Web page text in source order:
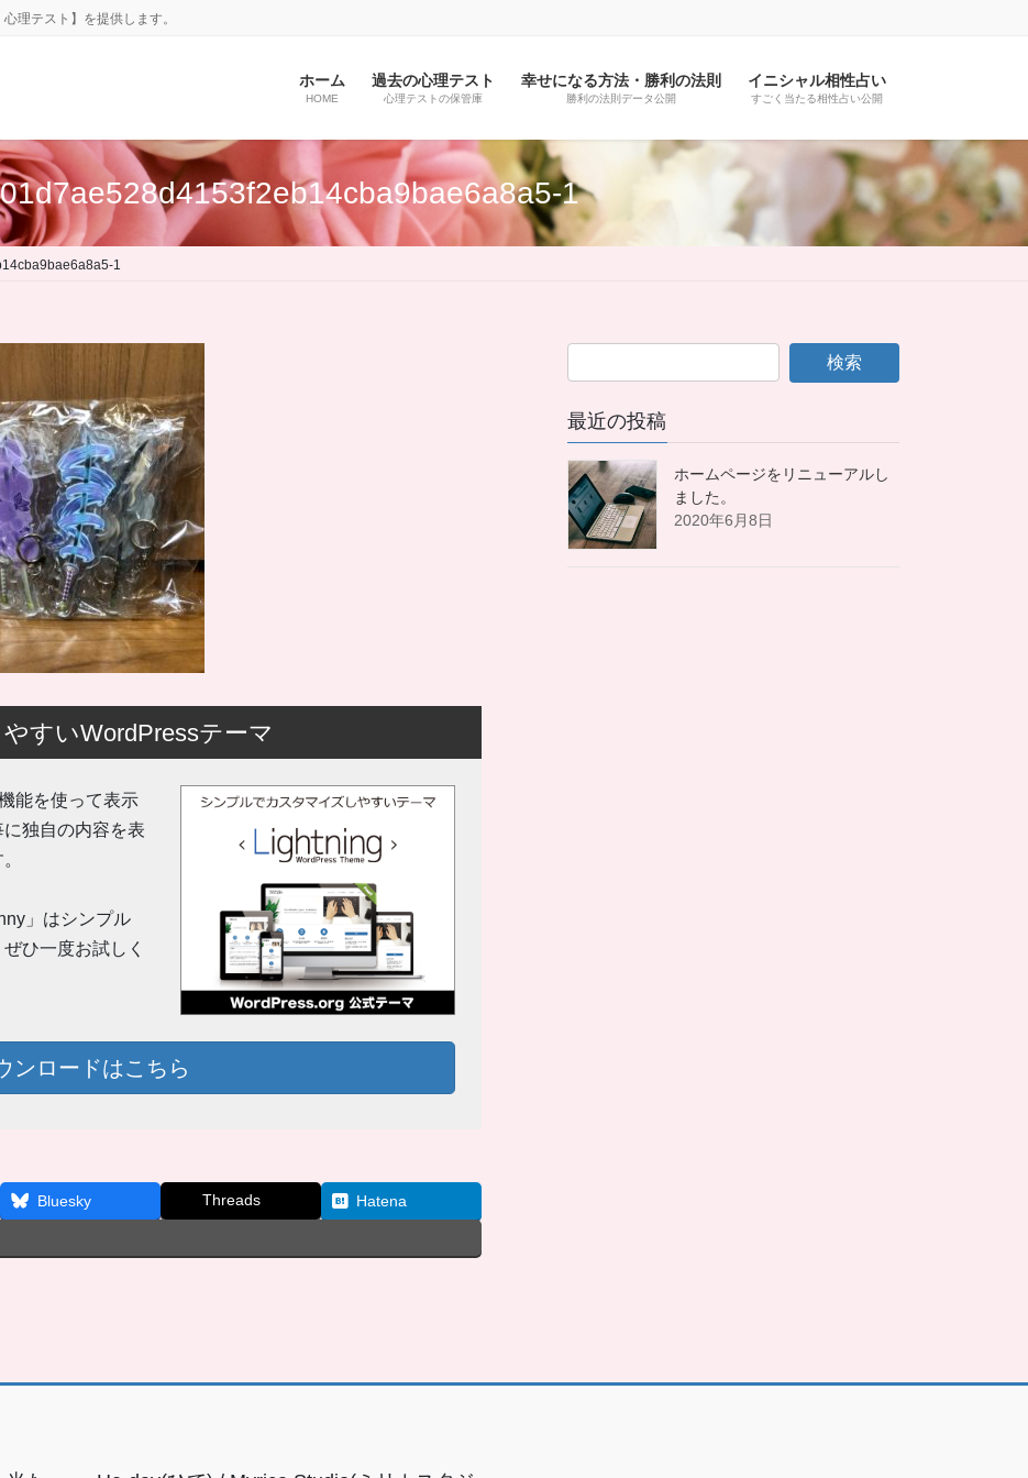
理テスト】を提供します。
ホーム
HOME
過去の心理テスト
心理テストの保管庫
幸せになる方法・勝利の法則
勝利の法則データ公開
イニシャル相性占い
すごく当たる相性占い公開
01d7ae528d4153f2eb14cba9bae6a8a5-1
1
すいWordPressテーマ
能を使って表示
独自の内容を表
」はシンプル
ひ一度お試しく
ンロードはこちら
Bluesky Threads Hatena
最近の投稿
ホームページをリニューアルし
ました。
2020年6月8日